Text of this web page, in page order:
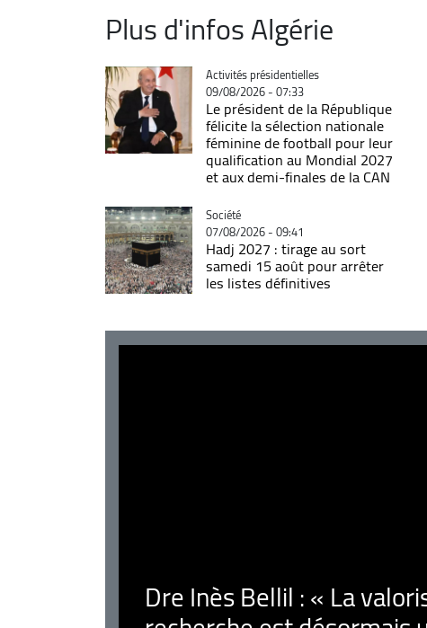
Plus d'infos Algérie
Catégorie
Activités présidentielles
09/08/2026 - 07:33
Le président de la République
félicite la sélection nationale
féminine de football pour leur
qualification au Mondial 2027
et aux demi-finales de la CAN
Catégorie
Société
07/08/2026 - 09:41
Hadj 2027 : tirage au sort
samedi 15 août pour arrêter
les listes définitives
Dre Inès Bellil : « La